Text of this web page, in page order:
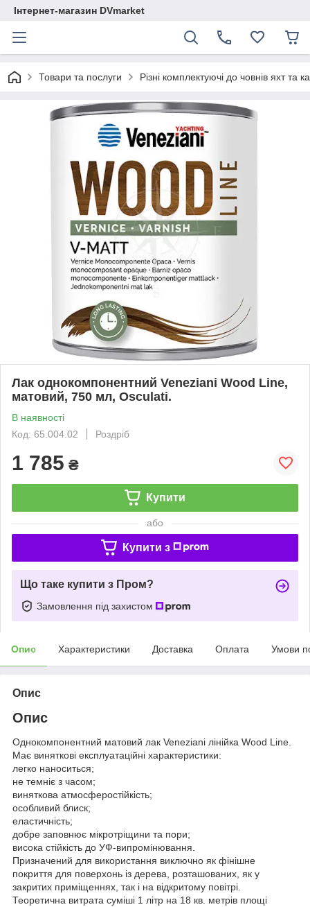
Інтернет-магазин DVmarket
Товари та послуги Різні комплектуючі до човнів яхт та
Лак однокомпонентний Veneziani Wood Line,
матовий, 750 мл, Osculati.
В наявності
Код: 65.004.02
Роздріб
1 785 ₴
Купити
або
Купити з
Що таке купити з Пром?
Замовлення під захистом
Опис Характеристики Доставка Оплата Умови
Опис
Опис
Однокомпонентний матовий лак Veneziani лінійка Wood Line.
Має виняткові експлуатаційні характеристики:
легко наноситься;
не темніє з часом;
виняткова атмосферостійкість;
особливий блиск;
еластичність;
добре заповнює мікротріщини та пори;
висока стійкість до УФ-випромінювання.
Призначений для використання виключно як фінішне
покриття для поверхонь із дерева, розташованих, як у
закритих приміщеннях, так і на відкритому повітрі.
Теоретична витрата суміші 1 літр на 18 кв. метрів площі